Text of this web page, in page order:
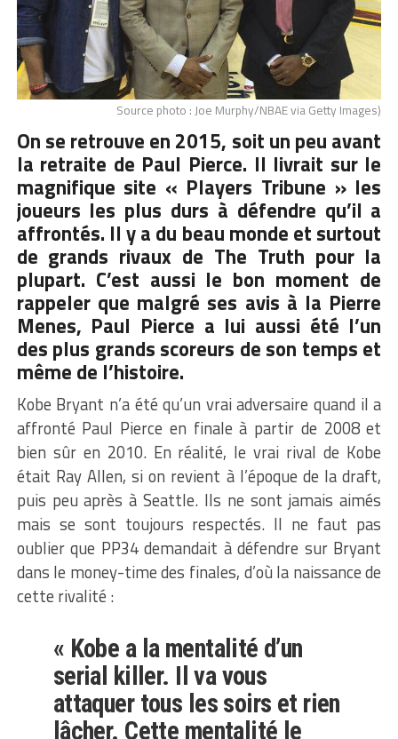
Source photo : Joe Murphy/NBAE via Getty Images)
On se retrouve en 2015, soit un peu avant
la retraite de Paul Pierce. Il livrait sur le
magnifique site « Players Tribune » les
joueurs les plus durs à défendre qu’il a
affrontés. Il y a du beau monde et surtout
de grands rivaux de The Truth pour la
plupart. C’est aussi le bon moment de
rappeler que malgré ses avis à la Pierre
Menes, Paul Pierce a lui aussi été l’un
des plus grands scoreurs de son temps et
même de l’histoire.
Kobe Bryant n’a été qu’un vrai adversaire quand il a
affronté Paul Pierce en finale à partir de 2008 et
bien sûr en 2010. En réalité, le vrai rival de Kobe
était Ray Allen, si on revient à l’époque de la draft,
puis peu après à Seattle. Ils ne sont jamais aimés
mais se sont toujours respectés. Il ne faut pas
oublier que PP34 demandait à défendre sur Bryant
dans le money-time des finales, d’où la naissance de
cette rivalité :
« Kobe a la mentalité d’un
serial killer. Il va vous
attaquer tous les soirs et rien
lâcher. Cette mentalité le